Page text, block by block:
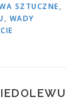
SZTUCZNE,
, WADY